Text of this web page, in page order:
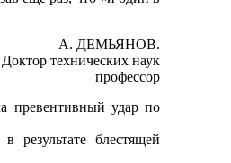
А. ДЕМЬЯНОВ.
Доктор технических наук
профессор
превентивный удар по
результате блестящей